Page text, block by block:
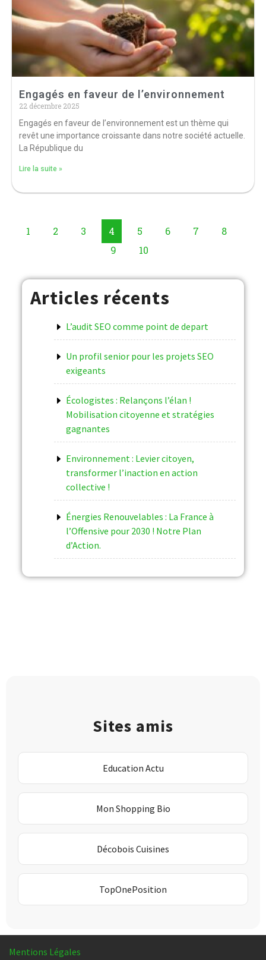
Engagés en faveur de l’environnement
22 décembre 2025
Engagés en faveur de l’environnement est un thème qui
revêt une importance croissante dans notre société actuelle.
La République du
Lire la suite »
1 2 3 4 5 6 7
8
9
10
Articles récents
L’audit SEO comme point de depart
Un profil senior pour les projets SEO
exigeants
Écologistes : Relançons l’élan !
Mobilisation citoyenne et stratégies
gagnantes
Environnement : Levier citoyen,
transformer l’inaction en action
collective !
Énergies Renouvelables : La France à
l’Offensive pour 2030 ! Notre Plan
d’Action.
Sites amis
Education Actu
Mon Shopping Bio
Décobois Cuisines
TopOnePosition
Mentions Légales